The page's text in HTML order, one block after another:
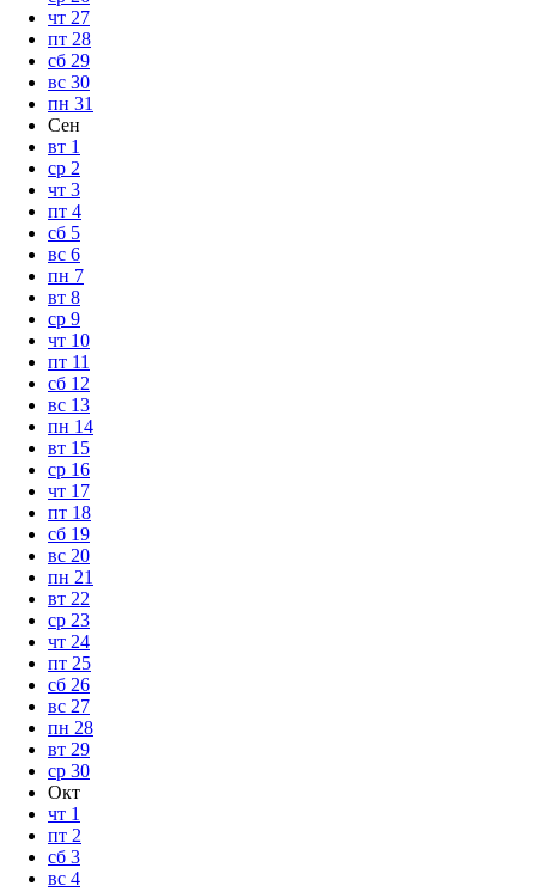
чт 27
пт 28
сб 29
вс 30
пн 31
Сен
вт 1
ср 2
чт 3
пт 4
сб 5
вс 6
пн 7
вт 8
ср 9
чт 10
пт 11
сб 12
вс 13
пн 14
вт 15
ср 16
чт 17
пт 18
сб 19
вс 20
пн 21
вт 22
ср 23
чт 24
пт 25
сб 26
вс 27
пн 28
вт 29
ср 30
Окт
чт 1
пт 2
сб 3
вс 4